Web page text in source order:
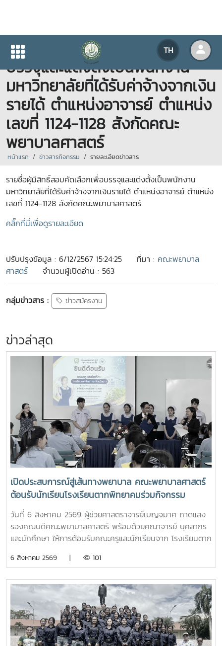
TH
รายชื่อผู้มีสิทธิ์สอบคัดเลือกเพื่อ
บรรจุและแต่งตั้งเป็นพนักงาน
มหาวิทยาลัยที่ได้รับค่าจ้างจากเงิน
รายได้ ตำแหน่งอาจารย์ ตำแหน่ง
เลขที่ 1124-1128 สังกัดคณะ
พยาบาลศาสตร์
หน้าแรก ข่าวสารกิจกรรม รายละเอียดข่าวสาร
รายชื่อผู้มีสิทธิ์สอบคัดเลือกเพื่อบรรจุและแต่งตั้งเป็นพนักงาน
มหาวิทยาลัยที่ได้รับค่าจ้างจากเงินรายได้ ตำแหน่งอาจารย์ ตำแหน่ง
เลขที่ 1124-1128 สังกัดคณะพยาบาลศาสตร์
คลิ๊กที่นี่เพื่อดูรายละเอียด
ปรับปรุงข้อมูล : 6/12/2567 15:24:25 ที่มา : คณะพยาบาล
ศาสตร์
จำนวนผู้เปิดอ่าน : 563
กลุ่มข่าวสาร : ข่าวสมัครงาน
ข่าวล่าสุด
เปิดประสบการณ์สู่เส้นทางพยาบาล คณะพยาบาลศาสตร์
ต้อนรับนักเรียนโรงเรียนตากพิทยาคมร่วมกิจกรรม
"Future Nurse Portfolio"
วันที่ 6 สิงหาคม 2569 ผู้ช่วยศาสตราจารย์เบญจมาศ ถาดแสง
รองคณบดีคณะพยาบาลศาสตร์ พร้อมด้วยคณาจารย์ บุคลากร
และนักศึกษา ให้การต้อนรับคณะครูและนักเรียนจาก โรงเรียนตาก
ศึกษาต่อด้านพยาบาลศาสตร์ ณ ห้อง E403 ชั้น 4ในการนี้ ผู้
หลักสูตรพยาบาลศาสตร์ ได้แนะนำหลักสูตรพยาบาลศาสตร
บัณฑิต การจัดการเรียนการสอน การฝึกปฏิบัติ คุณสมบัติผู้
สมัคร และแนวทางการศึกษาต่อ เพื่อให้นักเรียนได้รับข้อมูลที่ถูก
ต้อง สามารถนำไปใช้ประกอบการวางแผนศึกษาต่อระดับ
อุดมศึกษาพร้อมกันนี้ ตัวแทนนักศึกษาพยาบาลชั้นปีที่ 4 ได้ร่วม
6 สิงหาคม 2569 | 101